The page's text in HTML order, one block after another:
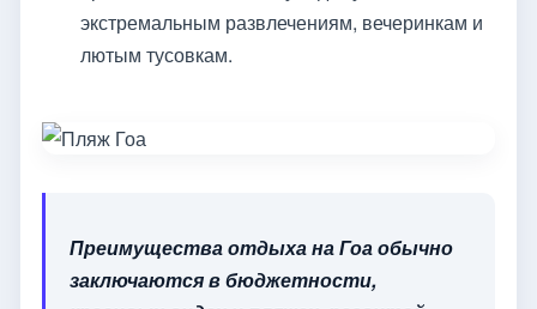
экстремальным развлечениям, вечеринкам и
лютым тусовкам.
Преимущества отдыха на Гоа обычно
заключаются в бюджетности,